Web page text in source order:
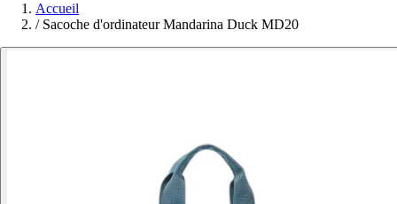
Accueil
/ Sacoche d'ordinateur Mandarina Duck MD20